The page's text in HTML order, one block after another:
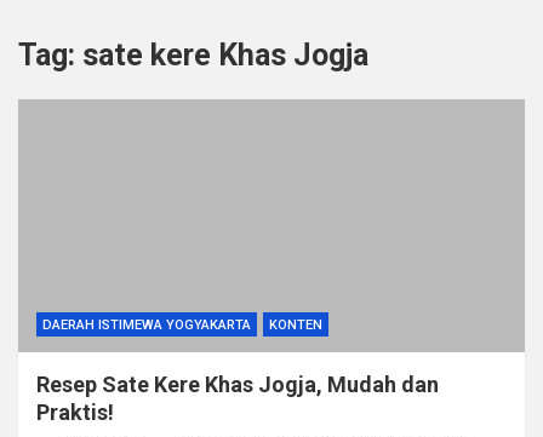
Tag: sate kere Khas Jogja
DAERAH ISTIMEWA YOGYAKARTA KONTEN
Resep Sate Kere Khas Jogja, Mudah dan
Praktis!